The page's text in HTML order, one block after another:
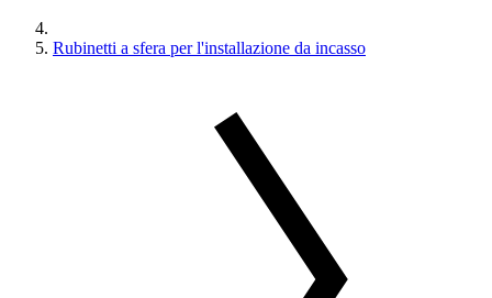
Rubinetti a sfera per l'installazione da incasso